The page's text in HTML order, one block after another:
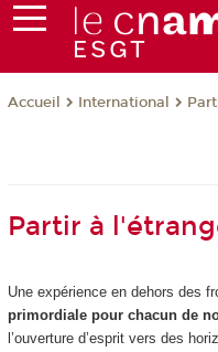
Accueil International
Partir à
Une expérience en dehors des
primordiale pour chacun de
l’ouverture d’esprit vers des